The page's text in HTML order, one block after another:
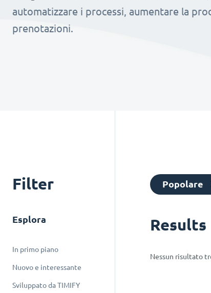
automatizzare i processi, aumentare la
prenotazioni.
Filter
Esplora
In primo piano
Nuovo e interessante
Sviluppato da TIMIFY
Popolare
Results
Nessun risultato